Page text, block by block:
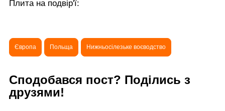
Плита на подвір'ї:
Європа Польща Нижньосілезьке воєводство
Сподобався пост? Поділись з
друзями!